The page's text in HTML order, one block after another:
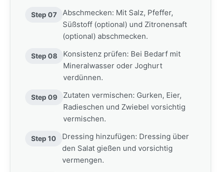
Step 07
Abschmecken: Mit Salz, Pfeffer,
Süßstoff (optional) und Zitronensaft
(optional) abschmecken.
Step 08
Konsistenz prüfen: Bei Bedarf mit
Mineralwasser oder Joghurt
verdünnen.
Step 09
Zutaten vermischen: Gurken, Eier,
Radieschen und Zwiebel vorsichtig
vermischen.
Step 10
Dressing hinzufügen: Dressing über
den Salat gießen und vorsichtig
vermengen.